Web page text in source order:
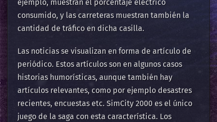
ejemplo, muestran el porcentaje eléctrico
consumido, y las carreteras muestran también la
cantidad de tráfico en dicha casilla.
Las noticiasse visualizan en forma de artículo de
periódico. Estos artículos son en algunos casos
historias humorísticas, aunque también hay
artículos relevantes, como por ejemplo desastres
recientes, encuestas etc. SimCity 2000 es el único
juego de la saga con esta característica. Los